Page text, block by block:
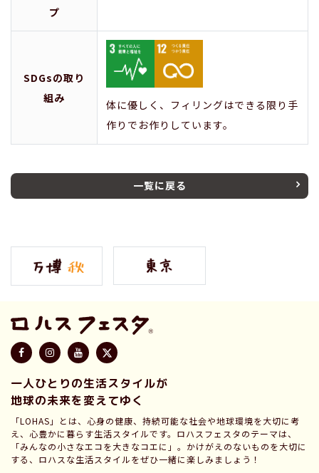
プ
SDGsの取り
組み
体に優しく、フィリングはできる限り手
作りでお作りしています。
一覧に戻る
一人ひとりの生活スタイルが
地球の未来を変えてゆく
「LOHAS」とは、心身の健康、持続可能な社会や地球環境を大切に考
え、心豊かに暮らす生活スタイルです。ロハスフェスタのテーマは、
「みんなの小さなエコを大きなコエに」。かけがえのないものを大切に
する、ロハスな生活スタイルをぜひ一緒に楽しみましょう！